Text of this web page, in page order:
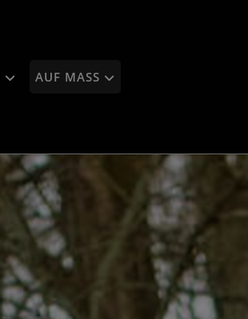
AUF MASS